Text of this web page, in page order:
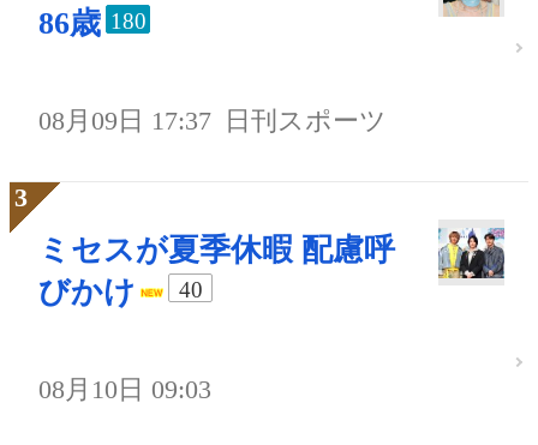
86歳 180
08月09日 17:37 日刊スポーツ
ミセスが夏季休暇 配慮呼
びかけ
40
08月10日 09:03